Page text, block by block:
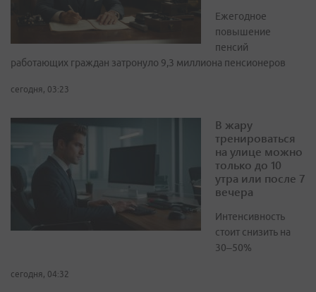
Ежегодное
повышение
пенсий
работающих граждан затронуло 9,3 миллиона пенсионеров
сегодня, 03:23
В жару
тренироваться
на улице можно
только до 10
утра или после 7
вечера
Интенсивность
стоит снизить на
30–50%
сегодня, 04:32